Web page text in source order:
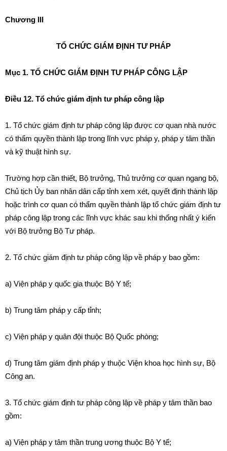
Chương III
TỔ CHỨC GIÁM ĐỊNH TƯ PHÁP
Mục 1. TỔ CHỨC GIÁM ĐỊNH TƯ PHÁP CÔNG LẬP
Điều 12. Tổ chức giám định tư pháp công lập
1. Tổ chức giám định tư pháp công lập được cơ quan nhà nước
có thẩm quyền thành lập trong lĩnh vực pháp y, pháp y tâm thần
và kỹ thuật hình sự.
Trường hợp cần thiết, Bộ trưởng, Thủ trưởng cơ quan ngang bộ,
Chủ tịch Ủy ban nhân dân cấp tỉnh xem xét, quyết định thành lập
hoặc trình cơ quan có thẩm quyền thành lập tổ chức giám định tư
pháp công lập trong các lĩnh vực khác sau khi thống nhất ý kiến
với Bộ trưởng Bộ Tư pháp.
2. Tổ chức giám định tư pháp công lập về pháp y bao gồm:
a) Viện pháp y quốc gia thuộc Bộ Y tế;
b) Trung tâm pháp y cấp tỉnh;
c) Viện pháp y quân đội thuộc Bộ Quốc phòng;
d) Trung tâm giám định pháp y thuộc Viện khoa học hình sự, Bộ
Công an.
3. Tổ chức giám định tư pháp công lập về pháp y tâm thần bao
gồm:
a) Viện pháp y tâm thần trung ương thuộc Bộ Y tế;